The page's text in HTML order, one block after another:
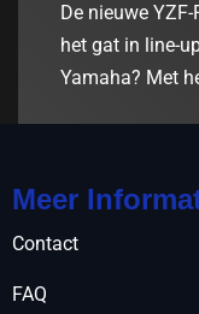
De nieuwe
het gat in line-
Yamaha? Met
Meer
Contact
FAQ